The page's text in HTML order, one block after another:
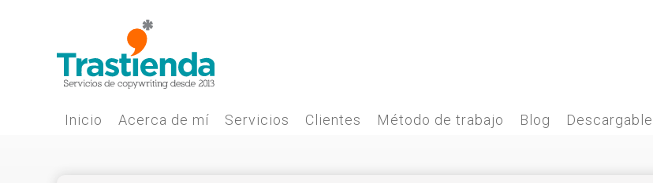
Inicio Acerca de mí Servicios Clientes Método de trabajo Blog